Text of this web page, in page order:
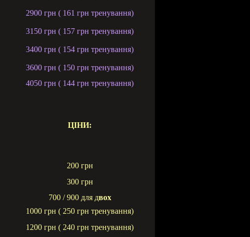
2900 грн ( 161 грн тренування)
3150 грн ( 157 грн тренування)
3400 грн ( 154 грн тренування)
3600 грн ( 150 грн тренування)
4050 грн ( 144 грн тренування)
ЦІНИ:
200 грн
300 грн
700 / 900 для двох
1000 грн ( 250 грн тренування)
1200 грн ( 240 грн тренування)